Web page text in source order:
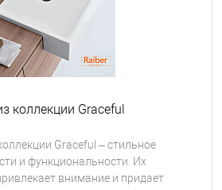
коллекции Graceful
Graceful – стильное
и функциональности. Их
внимание и придает